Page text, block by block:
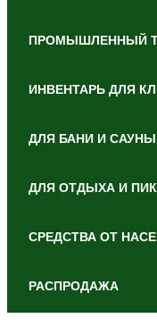
ПРОМЫШЛЕННЫЙ
ИНВЕНТАРЬ ДЛЯ
ДЛЯ БАНИ И САУНЫ
ДЛЯ ОТДЫХА И
СРЕДСТВА ОТ
РАСПРОДАЖА